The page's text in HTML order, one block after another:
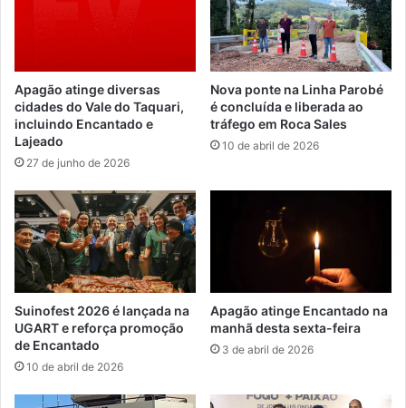
Apagão atinge diversas
cidades do Vale do Taquari,
incluindo Encantado e
Lajeado
27 de junho de 2026
Nova ponte na Linha Parobé
é concluída e liberada ao
tráfego em Roca Sales
10 de abril de 2026
Suinofest 2026 é lançada na
UGART e reforça promoção
de Encantado
10 de abril de 2026
Apagão atinge Encantado na
manhã desta sexta-feira
3 de abril de 2026